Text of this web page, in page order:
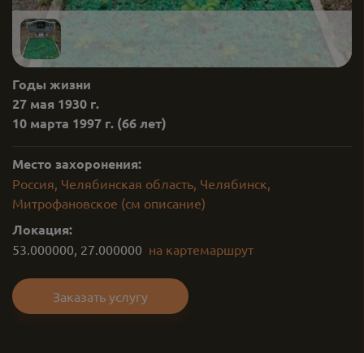
Годы жизни
27 мая 1930 г.
10 марта 1997 г. (66 лет)
Место захоронения:
Россия, Челябинская область, Челябинск,
Митрофановское (см описание)
Локация:
53.000000, 27.000000 на картемаршрут
Заказать услугу